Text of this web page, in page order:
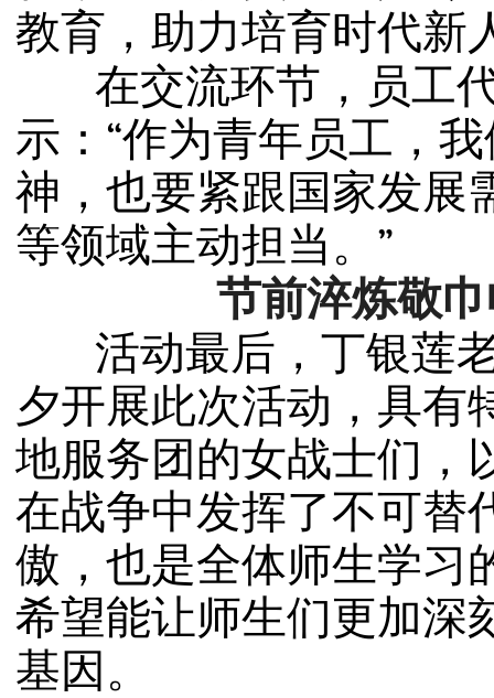
教育， 助力培育时代新
在交流环节，员工代
示：“作为青年员工，
神，也要紧跟国家发展
等领域主动担当。 ”
节前淬炼敬
活动最后， 丁银莲
夕开展此次活动，具有
地服务团的女战士们，
在战争中发挥了不可替
傲，也是全体师生学习
希望能让师生们更加深
基因 。